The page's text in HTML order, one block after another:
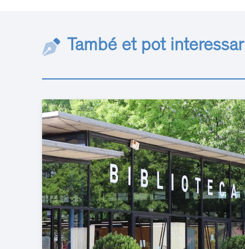
També et pot interessar